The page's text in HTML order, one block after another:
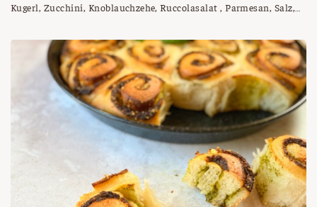
Kugerl, Zucchini, Knoblauchzehe, Ruccolasalat , Parmesan, Salz,